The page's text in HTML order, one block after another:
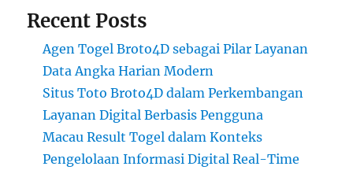
Recent Posts
Agen Togel Broto4D sebagai Pilar Layanan
Data Angka Harian Modern
Situs Toto Broto4D dalam Perkembangan
Layanan Digital Berbasis Pengguna
Macau Result Togel dalam Konteks
Pengelolaan Informasi Digital Real-Time